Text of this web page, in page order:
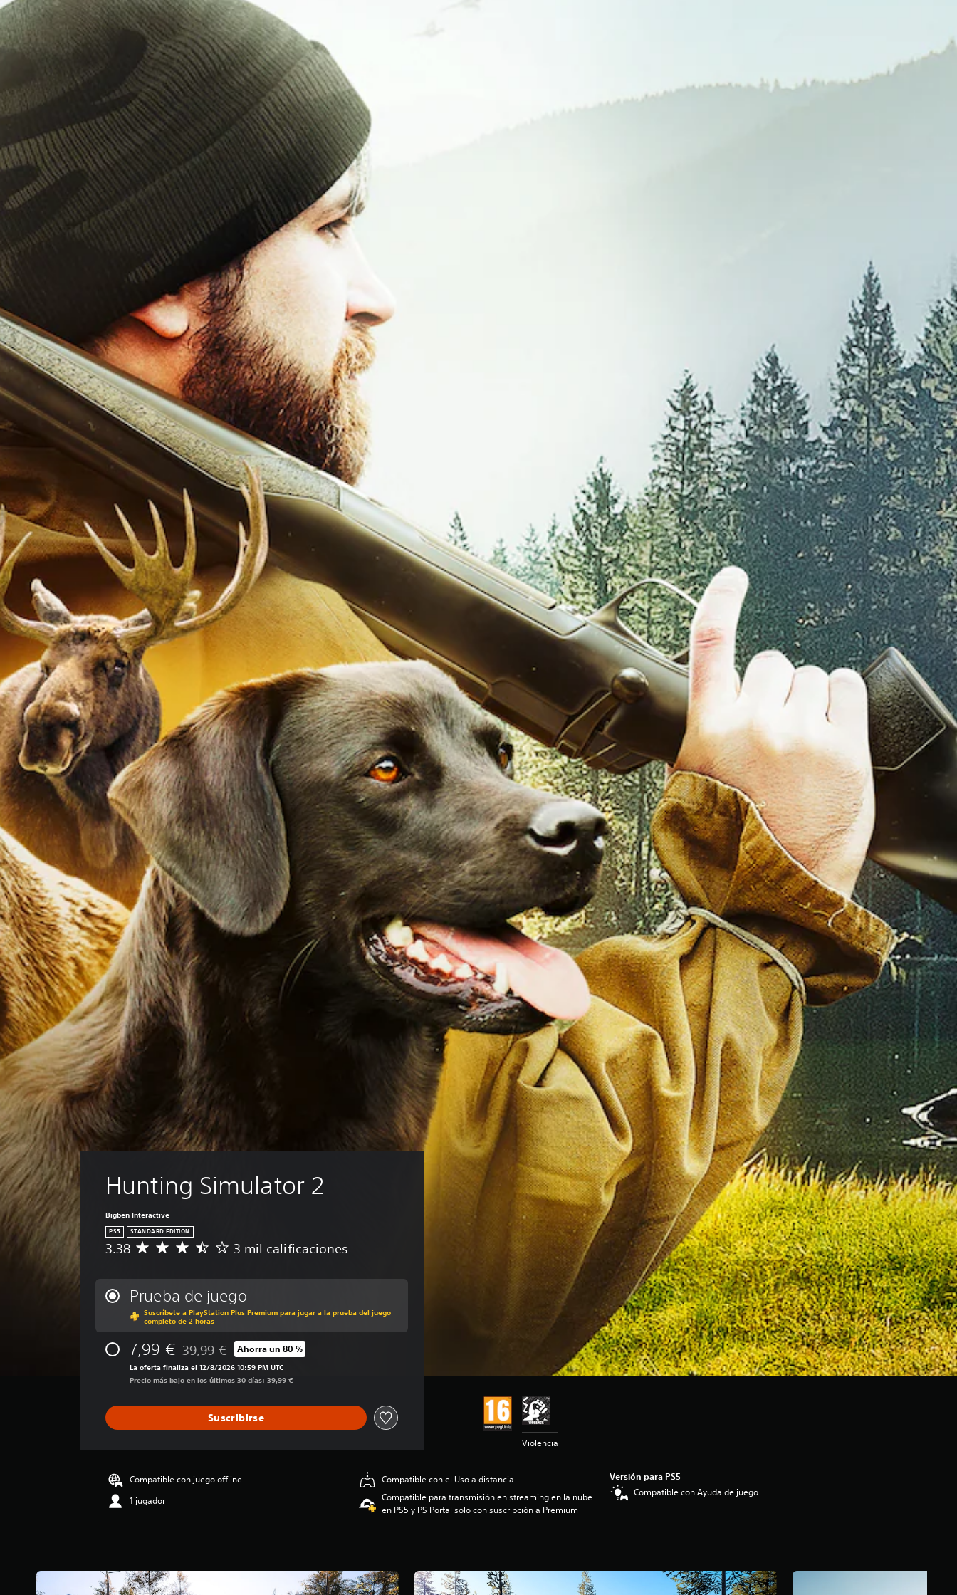
Hunting Simulator 2
Bigben Interactive
PS5 STANDARD EDITION
C
l
i
f
a
c
m
e
i
d
3
s
t
3.38 3 mil calificaciones
Prueba de juego
Suscríbete a PlayStation Plus Premium para jugar a la prueba del juego
completo de 2 horas
7,99 € Rebajado del precio original de 39,99 €
39,99 € Ahorra un 80 %
La oferta finaliza el 12/8/2026 10:59 PM UTC
Precio más bajo en los últimos 30 días: 39,99 €
Suscribirse
Violencia
Compatible con juego offline
1 jugador
Compatible con el Uso a distancia
Compatible para transmisión en streaming en la nube
en PS5 y PS Portal solo con suscripción a Premium
Versión para PS5
Compatible con Ayuda de juego